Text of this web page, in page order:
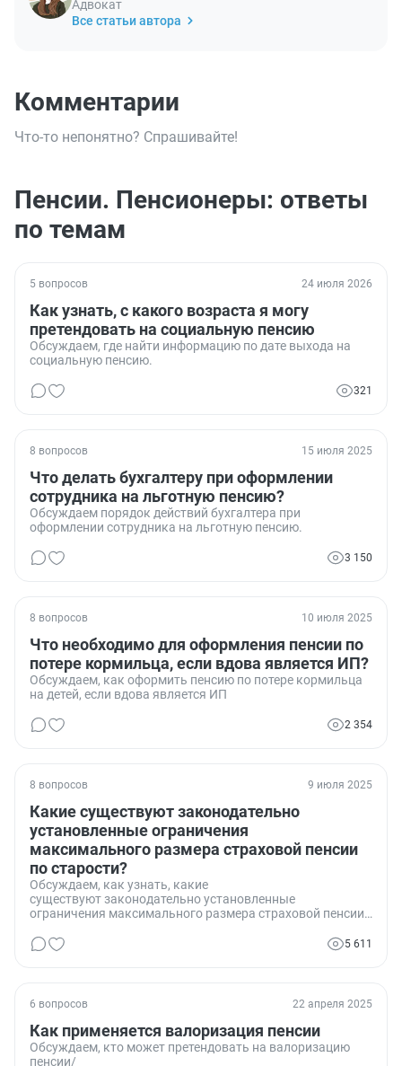
Адвокат
Все статьи автора
Комментарии
Что-то непонятно? Спрашивайте!
Пенсии. Пенсионеры: ответы
по темам
5 вопросов 24 июля 2026
Как узнать, с какого возраста я могу
претендовать на социальную пенсию
Обсуждаем, где найти информацию по дате выхода на
социальную пенсию.
321
8 вопросов 15 июля 2025
Что делать бухгалтеру при оформлении
сотрудника на льготную пенсию?
Обсуждаем порядок действий бухгалтера при
оформлении сотрудника на льготную пенсию.
3 150
8 вопросов 10 июля 2025
Что необходимо для оформления пенсии по
потере кормильца, если вдова является ИП?
Обсуждаем, как оформить пенсию по потере кормильца
на детей, если вдова является ИП
2 354
8 вопросов 9 июля 2025
Какие существуют законодательно
установленные ограничения
максимального размера страховой пенсии
по старости?
Обсуждаем, как узнать, какие
существуют законодательно установленные
ограничения максимального размера страховой пенсии
индивидуальных пенсионных коэффициентов (ИПК) при
5 611
6 вопросов 22 апреля 2025
Как применяется валоризация пенсии
Обсуждаем, кто может претендовать на валоризацию
пенсии/